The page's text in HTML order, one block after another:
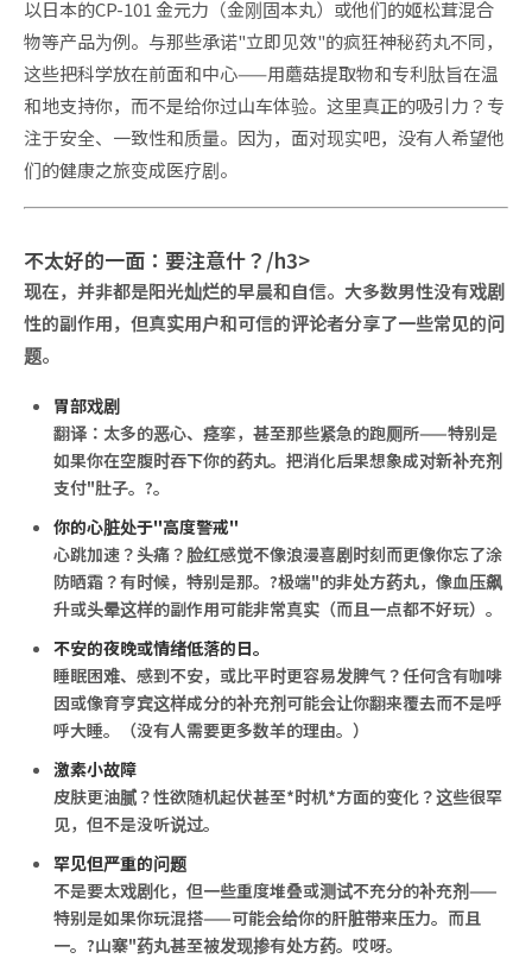
以日本的CP-101 金元力（金刚固本丸）或他们的姬松茸混合
物等产品为例。与那些承诺"立即见效"的疯狂神秘药丸不同，
这些把科学放在前面和中心——用蘑菇提取物和专利肽旨在温
和地支持你，而不是给你过山车体验。这里真正的吸引力？专
注于安全、一致性和质量。因为，面对现实吧，没有人希望他
们的健康之旅变成医疗剧。
不太好的一面：要注意什？/h3>
现在，并非都是阳光灿烂的早晨和自信。大多数男性没有戏剧
性的副作用，但真实用户和可信的评论者分享了一些常见的问
题。
胃部戏剧
翻译：太多的恶心、痉挛，甚至那些紧急的跑厕所——特别是
如果你在空腹时吞下你的药丸。把消化后果想象成对新补充剂
支付"肚子。?。
你的心脏处于"高度警戒"
心跳加速？头痛？脸红感觉不像浪漫喜剧时刻而更像你忘了涂
防晒霜？有时候，特别是那。?极端"的非处方药丸，像血压飙
升或头晕这样的副作用可能非常真实（而且一点都不好玩）。
不安的夜晚或情绪低落的日。
睡眠困难、感到不安，或比平时更容易发脾气？任何含有咖啡
因或像育亨宾这样成分的补充剂可能会让你翻来覆去而不是呼
呼大睡。（没有人需要更多数羊的理由。）
激素小故障
皮肤更油腻？性欲随机起伏甚至*时机*方面的变化？这些很罕
见，但不是没听说过。
罕见但严重的问题
不是要太戏剧化，但一些重度堆叠或测试不充分的补充剂——
特别是如果你玩混搭——可能会给你的肝脏带来压力。而且
一。?山寨"药丸甚至被发现掺有处方药。哎呀。